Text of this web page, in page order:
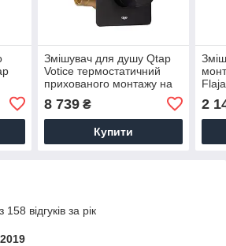
Змішувач для душу Qtap
Votice термостатичний
прихованого монтажу на
QTVOT6442T105NKB
Black Matt
8 739₴
Купити
2
відгуків за рік